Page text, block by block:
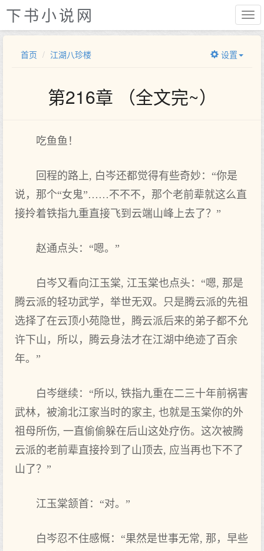
下书小说网
首页 江湖八珍楼 设置
第216章 （全文完~）
吃鱼鱼！
回程的路上, 白岑还都觉得有些奇妙：“你是
说，那个“女鬼”……不不不，那个老前辈就这么直
接拎着铁指九重直接飞到云端山峰上去了？”
赵通点头：“嗯。”
白岑又看向江玉棠, 江玉棠也点头：“嗯, 那是
腾云派的轻功武学，举世无双。只是腾云派的先祖
选择了在云顶小苑隐世，腾云派后来的弟子都不允
许下山，所以，腾云身法才在江湖中绝迹了百余
年。”
白岑继续：“所以, 铁指九重在二三十年前祸害
武林，被渝北江家当时的家主, 也就是玉棠你的外
祖母所伤, 一直偷偷躲在后山这处疗伤。这次被腾
云派的老前辈直接拎到了山顶去, 应当再也下不了
山了？”
江玉棠颔首：“对。”
白岑忍不住感慨：“果然是世事无常, 那，早些